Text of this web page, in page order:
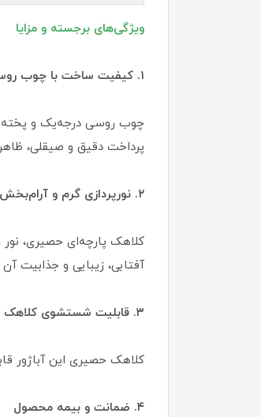
ویژگی‌های برجسته و مزایا
۱. کیفیت ساخت با چوب روسی مرغوب
چوب روسی درجه‌یک و
پرداخت دقیق و صیقلی،
۲. نورپردازی گرم و آرام‌بخش
آفتابی، زیبایی و جذابیت
۳. قابلیت شستشوی کلاهک
کلاهک حصیری این آباژور
۴. ضمانت و بیمه محصول